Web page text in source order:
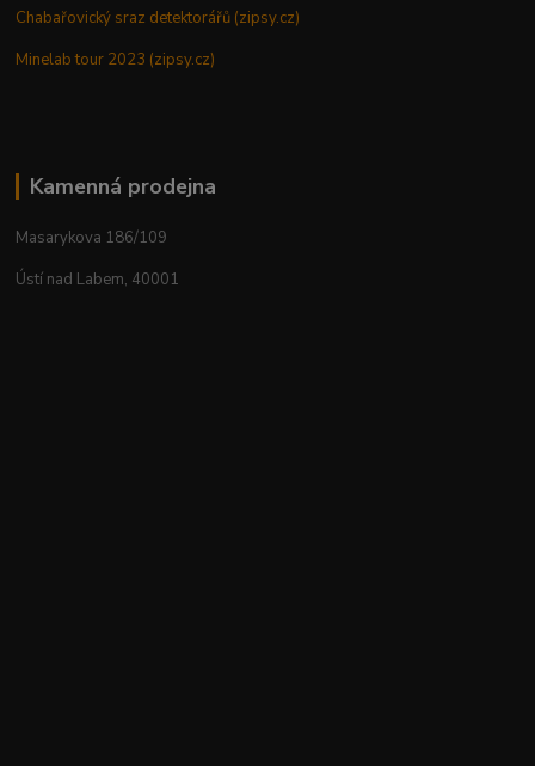
Chabařovický sraz detektorářů (zipsy.cz)
Minelab tour 2023 (zipsy.cz)
Kamenná prodejna
Masarykova 186/109
Ústí nad Labem, 40001